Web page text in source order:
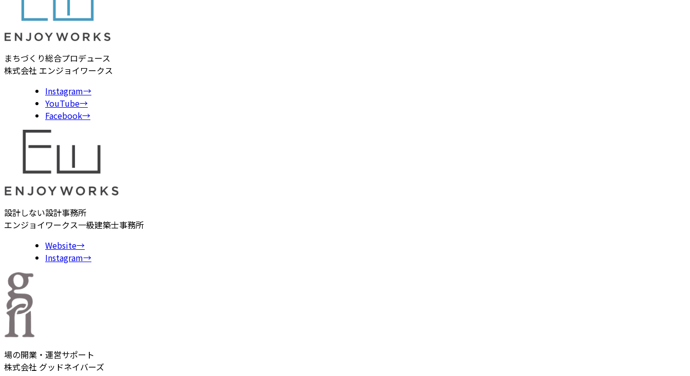
まちづくり総合プロデュース
株式会社 エンジョイワークス
Instagram→
YouTube→
Facebook→
設計しない設計事務所
エンジョイワークス一級建築士事務所
Website→
Instagram→
場の開業・運営サポート
株式会社 グッドネイバーズ